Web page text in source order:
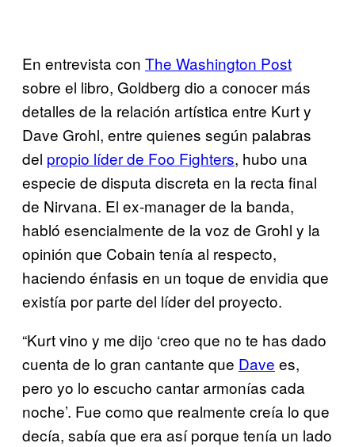
En entrevista con The Washington Post
sobre el libro, Goldberg dio a conocer más
detalles de la relación artística entre Kurt y
Dave Grohl, entre quienes según palabras
del propio líder de Foo Fighters, hubo una
especie de disputa discreta en la recta final
de Nirvana. El ex-manager de la banda,
habló esencialmente de la voz de Grohl y la
opinión que Cobain tenía al respecto,
haciendo énfasis en un toque de envidia que
existía por parte del líder del proyecto.
“Kurt vino y me dijo ‘creo que no te has dado
cuenta de lo gran cantante que Dave es,
pero yo lo escucho cantar armonías cada
noche’. Fue como que realmente creía lo que
decía, sabía que era así porque tenía un lado